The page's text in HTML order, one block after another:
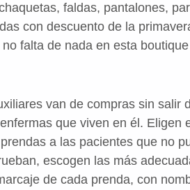
faldas, pantalones,
con descuento de la
falta de nada en esta
van de compras sin salir
que viven en él. Eligen
a las pacientes que no
escogen las más
de cada prenda, con